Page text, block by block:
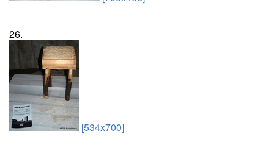
26.
[534x700]